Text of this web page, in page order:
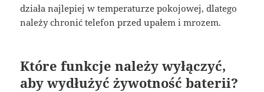
działa najlepiej w temperaturze pokojowej, dlatego
należy chronić telefon przed upałem i mrozem.
Które funkcje należy wyłączyć,
aby wydłużyć żywotność baterii?